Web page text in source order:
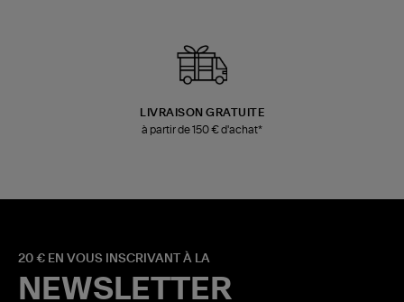
LIVRAISON GRATUITE
à partir de 150 € d'achat*
20 € EN VOUS INSCRIVANT À LA
NEWSLETTER